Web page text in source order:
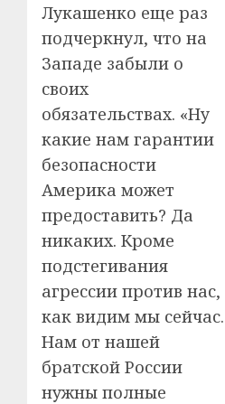
Лукашенко еще раз
подчеркнул, что на
Западе забыли о
своих
обязательствах. «Ну
какие нам гарантии
безопасности
Америка может
предоставить? Да
никаких. Кроме
подстегивания
агрессии против нас,
как видим мы сейчас.
Нам от нашей
братской России
нужны полные